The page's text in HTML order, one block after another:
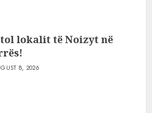
lokalit të Noizyt në
8, 2026